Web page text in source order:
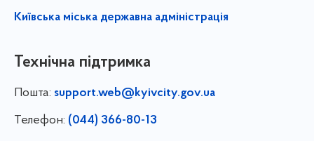
Київська міська державна адміністрація
Технічна підтримка
Пошта: support.web@kyivcity.gov.ua
Телефон: (044) 366-80-13